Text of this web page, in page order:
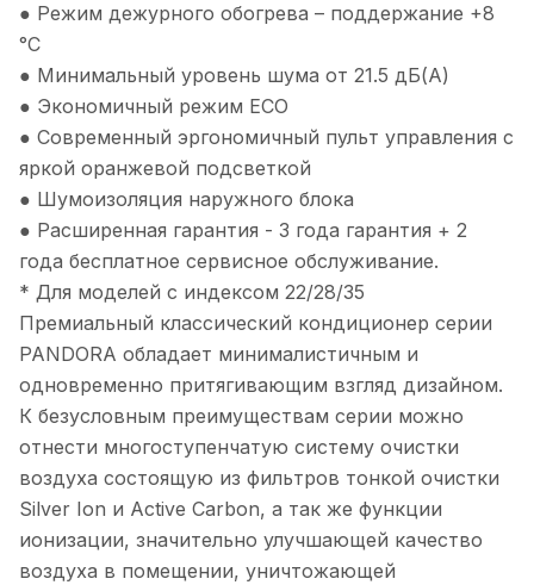
● Режим дежурного обогрева – поддержание +8
°С
● Минимальный уровень шума от 21.5 дБ(А)
● Экономичный режим ECO
● Современный эргономичный пульт управления с
яркой оранжевой подсветкой
● Шумоизоляция наружного блока
● Расширенная гарантия - 3 года гарантия + 2
года бесплатное сервисное обслуживание.
* Для моделей с индексом 22/28/35
Премиальный классический кондиционер серии
PANDORA обладает минималистичным и
одновременно притягивающим взгляд дизайном.
К безусловным преимуществам серии можно
отнести многоступенчатую систему очистки
воздуха состоящую из фильтров тонкой очистки
Silver Ion и Active Carbon, а так же функции
ионизации, значительно улучшающей качество
воздуха в помещении, уничтожающей